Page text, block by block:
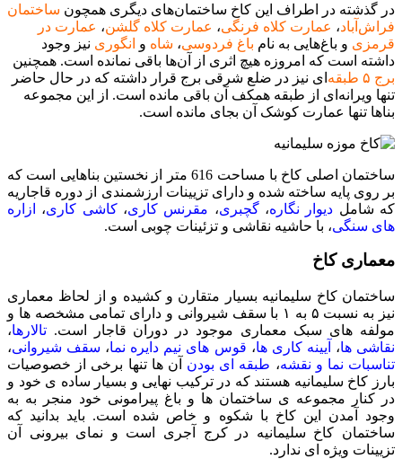
در گذشته در اطراف این کاخ ساختمان‌های دیگری همچون ساختمان
فراش‌آباد، عمارت کلاه فرنگی، عمارت کلاه گلشن، عمارت در
قرمزی و باغ‌هایی به نام باغ فردوسی، شاه و انگوری نیز وجود
داشته است که امروزه هیچ اثری از آن‌ها باقی نمانده است. همچنین
برج ۵ طبقه‌
ای نیز در ضلع شرقی برج قرار داشته که در حال حاضر
تنها ویرانه‌ای از طبقه همکف آن باقی مانده است. از این مجموعه
بناها تنها عمارت کوشک آن بجای مانده است.
ساختمان اصلی کاخ با مساحت 616 متر از نخستین بناهایی است که
بر روی پایه ساخته شده و دارای تزیینات ارزشمندی از دوره قاجاریه
که شامل دیوار نگاره،گچبری، مقرنس کاری،کاشی کاری،
ازاره
های سنگی، با حاشیه نقاشی و تزئینات چوبی است.
معماری کاخ
ساختمان کاخ سلیمانیه بسیار متقارن و کشیده و از لحاظ معماری
نیز به نسبت ۵ به ۱ با سقف شیروانی و دارای تمامی مشخصه ‌ها و
مولفه ‌های سبک معماری موجود در دوران قاجار است. تالارها،
نقاشی‌ ها، آیینه ‌کاری‌ ها، قوس ‌های نیم دایره نما، سقف شیروانی،
تناسبات نما و نقشه، طبقه ای بودن آن ها تنها برخی از خصوصیات
بارز کاخ سلیمانیه هستند که در ترکیب نهایی و بسیار ساده ی خود و
در کنار مجموعه ی ساختمان‌ ها و باغ پیرامونی خود منجر به به
وجود آمدن این کاخ با شکوه و خاص شده است. باید بدانید که
ساختمان کاخ سلیمانیه در کرج آجری است و نمای بیرونی آن
تزیینات ویژه ‌ای ندارد.